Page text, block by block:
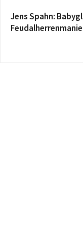
Jens Spahn: